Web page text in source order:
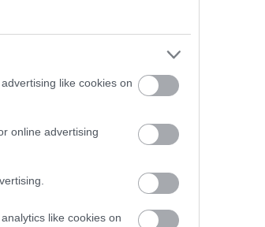
like cookies on
online advertising
like cookies on
istván (20) drótos lászló
dualizmus
istván
70
elektronikus
archívum
emlékműrombolás
józsef
16
29) ex libris
ex
gyűjtemények
ferenc (12 farkas
fedák sári